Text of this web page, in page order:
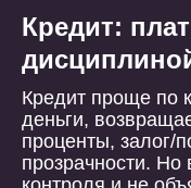
Кредит:
Кредит проще по
деньги,
проценты, залог/
прозрачности. Но